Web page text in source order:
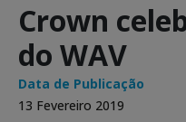
Crown
do WAV
Data de Publicação
13 Fevereiro 2019